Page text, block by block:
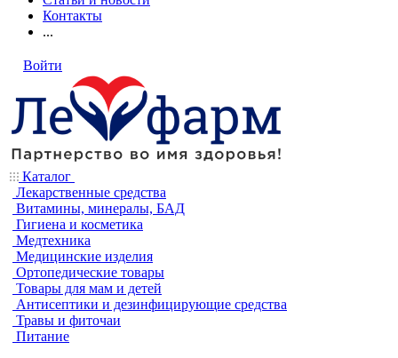
Контакты
...
Войти
Каталог
Лекарственные средства
Витамины, минералы, БАД
Гигиена и косметика
Медтехника
Медицинские изделия
Ортопедические товары
Товары для мам и детей
Антисептики и дезинфицирующие средства
Травы и фиточаи
Питание